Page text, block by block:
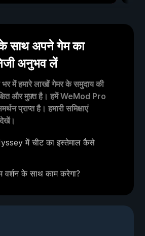
साथ अपने गेम का
अनुभव लें
में हमारे लाखों गेमर के समुदाय की
और मुफ़्त है। हमें WeMod Pro
प्राप्त है। हमारी समिक्षाएं
में चीट का इस्तेमाल कैसे
वर्शन के साथ काम करेगा?